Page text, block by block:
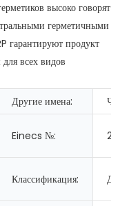
высоко говорят
герметичными
гарантируют продукт
всех видов
Другие имена:
Einecs №:
Классификация: